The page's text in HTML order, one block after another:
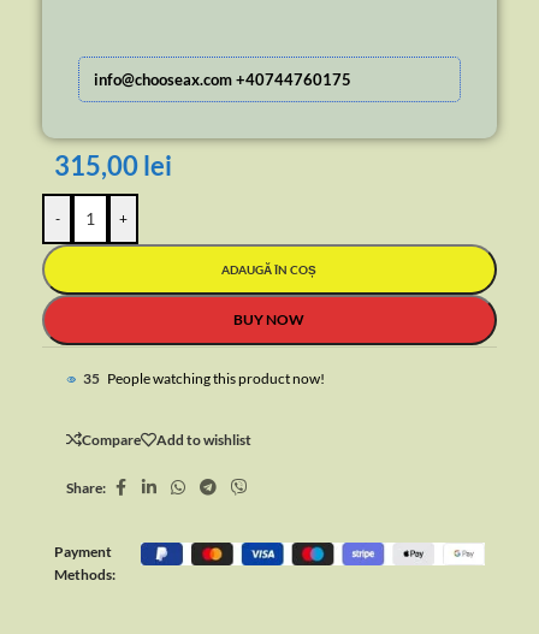
info@chooseax.com +40744760175
315,00lei
- +
ADAUGĂ ÎN COȘ
BUY NOW
39 People watching this product now!
Compare Add to wishlist
Share:
Payment
Methods: